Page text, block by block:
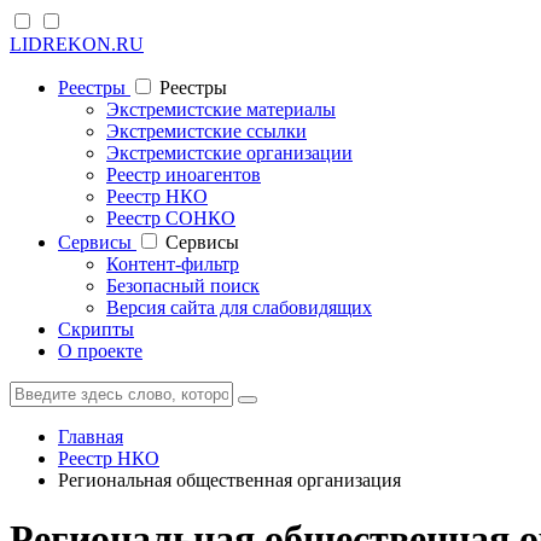
LIDREKON.RU
Реестры
Реестры
Экстремистские материалы
Экстремистские ссылки
Экстремистские организации
Реестр иноагентов
Реестр НКО
Реестр СОНКО
Cервисы
Cервисы
Контент-фильтр
Безопасный поиск
Версия сайта для слабовидящих
Скрипты
О проекте
Главная
Реестр НКО
Региональная общественная организация